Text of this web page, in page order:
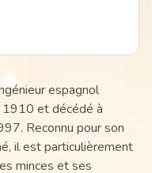
espagnol
1910 et décédé à
Reconnu pour son
il est particulièrement
minces et ses